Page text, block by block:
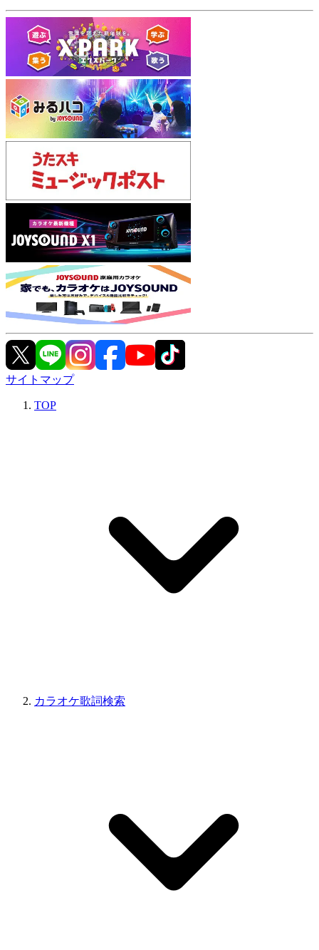
サイトマップ
TOP
カラオケ歌詞検索